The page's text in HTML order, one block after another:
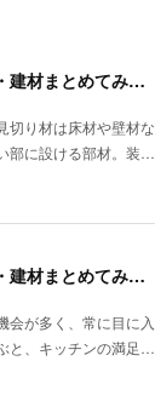
勝手に比較！住宅の設備・建材まとめてみました！～見切り材編
切り材は床材や壁材な
部に設ける部材。装…
勝手に比較！住宅の設備・建材まとめてみました！～キッチン天板の素材編
会が多く、常に目に入
と、キッチンの満足…